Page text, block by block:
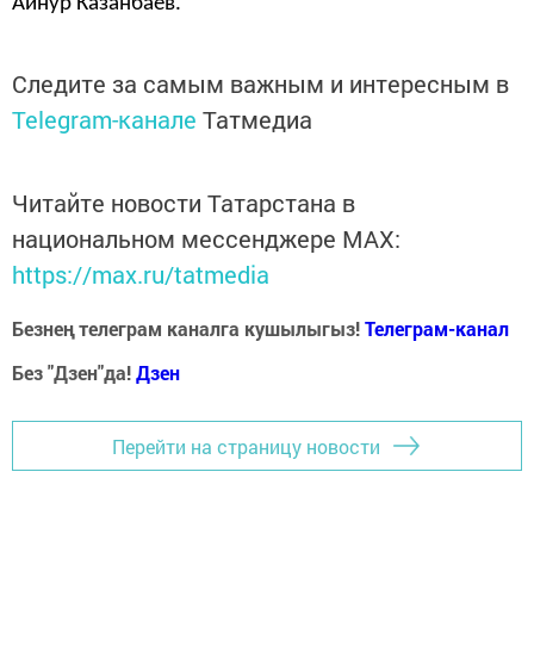
Айнур Казанбаев.
Следите за самым важным и интересным в
Telegram-канале Татмедиа
Читайте новости Татарстана в
национальном мессенджере MАХ:
https://max.ru/tatmedia
Безнең телеграм каналга кушылыгыз!Телеграм-канал
Без "Дзен"да!Дзен
Перейти на страницу новости